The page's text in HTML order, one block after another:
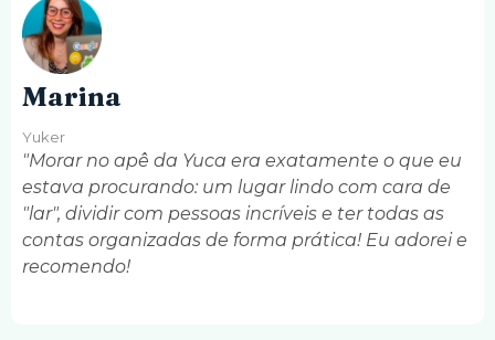
Marina
Yuker
"Morar no apê da Yuca era exatamente o que eu
estava procurando: um lugar lindo com cara de
"lar", dividir com pessoas incríveis e ter todas as
contas organizadas de forma prática! Eu adorei e
recomendo!